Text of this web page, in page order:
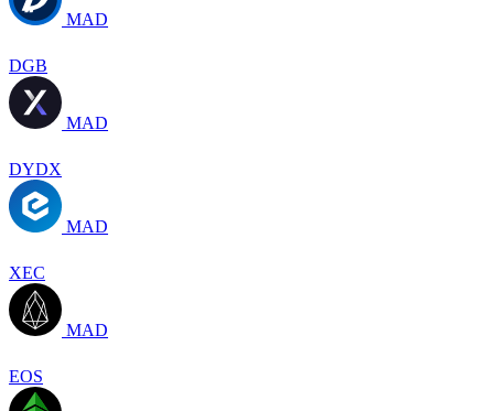
MAD
DGB
MAD
DYDX
MAD
XEC
MAD
EOS